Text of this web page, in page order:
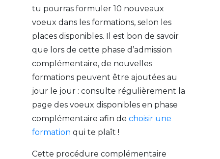
tu pourras formuler 10 nouveaux
voeux dans les formations, selon les
places disponibles. Il est bon de savoir
que lors de cette phase d’admission
complémentaire, de nouvelles
formations peuvent être ajoutées au
jour le jour : consulte régulièrement la
page des voeux disponibles en phase
complémentaire afin de choisir une
formation qui te plaît !
Cette procédure complémentaire